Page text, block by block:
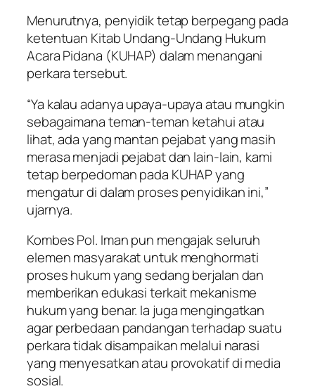
Menurutnya, penyidik tetap berpegang pada
ketentuan Kitab Undang-Undang Hukum
Acara Pidana (KUHAP) dalam menangani
perkara tersebut.
“Ya kalau adanya upaya-upaya atau mungkin
sebagaimana teman-teman ketahui atau
lihat, ada yang mantan pejabat yang masih
merasa menjadi pejabat dan lain-lain, kami
tetap berpedoman pada KUHAP yang
mengatur di dalam proses penyidikan ini,”
ujarnya.
Kombes Pol. Iman pun mengajak seluruh
elemen masyarakat untuk menghormati
proses hukum yang sedang berjalan dan
memberikan edukasi terkait mekanisme
hukum yang benar. Ia juga mengingatkan
agar perbedaan pandangan terhadap suatu
perkara tidak disampaikan melalui narasi
yang menyesatkan atau provokatif di media
sosial.